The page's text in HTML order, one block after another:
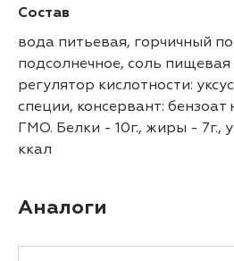
Состав
вода питьевая, горчичный
подсолнечное, соль
регулятор кислотности:
специи, консервант:
ГМО. Белки - 10г., жиры - 7г.,
ккал
Аналоги